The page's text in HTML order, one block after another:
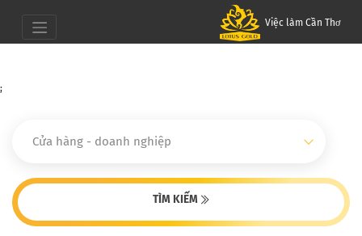
;
Việc làm Cần Thơ
TÌM KIẾM